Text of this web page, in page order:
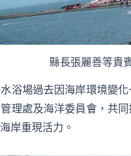
縣長張麗善等貴
浴場過去因海岸環境變
理處及海洋委員會，共
岸重現活力。